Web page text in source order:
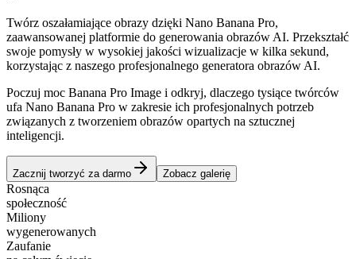
Twórz oszałamiające obrazy dzięki Nano Banana Pro,
zaawansowanej platformie do generowania obrazów AI. Przekształć
swoje pomysły w wysokiej jakości wizualizacje w kilka sekund,
korzystając z naszego profesjonalnego generatora obrazów AI.
Poczuj moc Banana Pro Image i odkryj, dlaczego tysiące twórców
ufa Nano Banana Pro w zakresie ich profesjonalnych potrzeb
związanych z tworzeniem obrazów opartych na sztucznej
inteligencji.
Zacznij tworzyć za darmo Zobacz galerię
Rosnąca
społeczność
Miliony
wygenerowanych
Zaufanie